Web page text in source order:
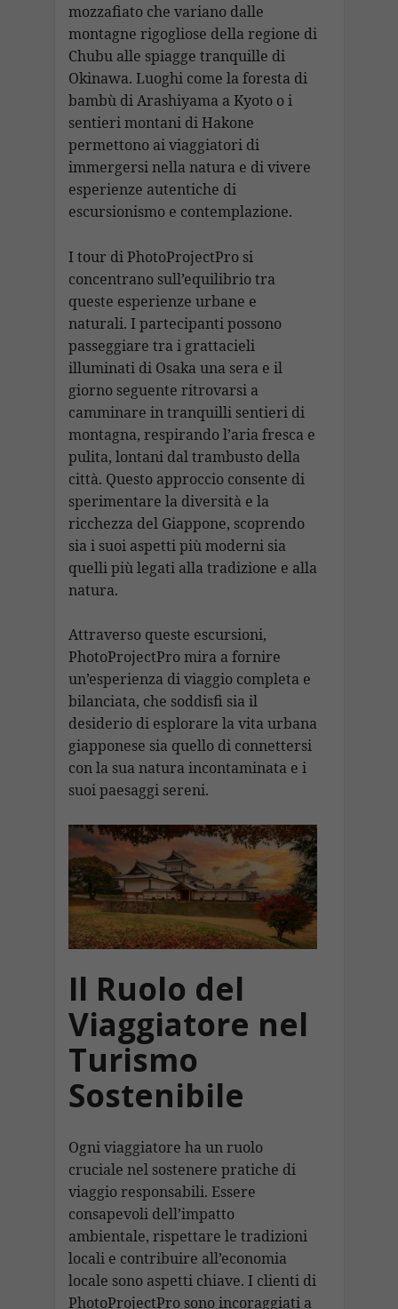
mozzafiato che variano dalle
montagne rigogliose della regione di
Chubu alle spiagge tranquille di
Okinawa. Luoghi come la foresta di
bambù di Arashiyama a Kyoto o i
sentieri montani di Hakone
permettono ai viaggiatori di
immergersi nella natura e di vivere
esperienze autentiche di
escursionismo e contemplazione.
I tour di PhotoProjectPro si
concentrano sull’equilibrio tra
queste esperienze urbane e
naturali. I partecipanti possono
passeggiare tra i grattacieli
illuminati di Osaka una sera e il
giorno seguente ritrovarsi a
camminare in tranquilli sentieri di
montagna, respirando l’aria fresca e
pulita, lontani dal trambusto della
città. Questo approccio consente di
sperimentare la diversità e la
ricchezza del Giappone, scoprendo
sia i suoi aspetti più moderni sia
quelli più legati alla tradizione e alla
natura.
Attraverso queste escursioni,
PhotoProjectPro mira a fornire
un’esperienza di viaggio completa e
bilanciata, che soddisfi sia il
desiderio di esplorare la vita urbana
giapponese sia quello di connettersi
con la sua natura incontaminata e i
suoi paesaggi sereni.
Il Ruolo del
Viaggiatore nel
Turismo
Sostenibile
Ogni viaggiatore ha un ruolo
cruciale nel sostenere pratiche di
viaggio responsabili. Essere
consapevoli dell’impatto
ambientale, rispettare le tradizioni
locali e contribuire all’economia
locale sono aspetti chiave. I clienti di
PhotoProjectPro sono incoraggiati a